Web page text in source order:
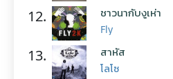
12. ชาวนากับงูเห่า
Fly
13. สาหัส
โลโซ